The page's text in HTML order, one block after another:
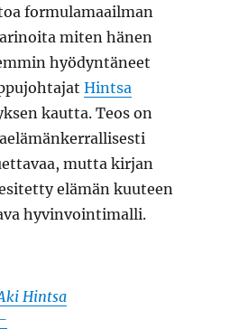
formulamaailman
miten hänen
hyödyntäneet
Hintsa
kautta. Teos on
mutta kirjan
elämän kuuteen
hyvinvointimalli.
Hintsa